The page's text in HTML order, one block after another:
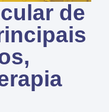
de